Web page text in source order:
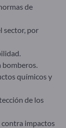
de
sector, por
bomberos.
químicos y
de los
contra impactos